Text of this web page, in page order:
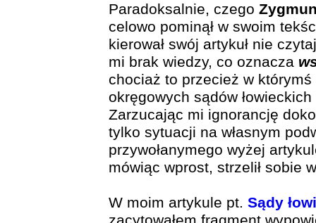
Paradoksalnie, czego
celowo pominął w swoim
kierował swój artykuł nie
mi brak wiedzy, co oznacza
chociaż to przecież w którymś
okręgowych sądów
Zarzucając mi ignorancję
tylko sytuacji na własnym
przywołanymego wyżej
mówiąc wprost, strzelił sobie
W moim artykule pt. Sądy